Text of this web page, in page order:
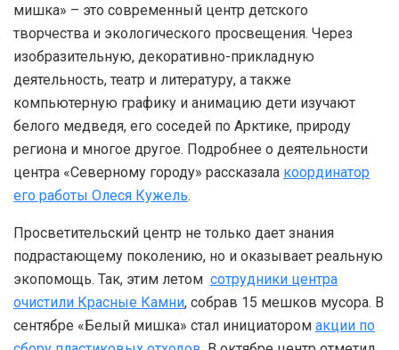
мишка» – это современный центр детского
творчества и экологического просвещения. Через
изобразительную, декоративно-прикладную
деятельность, театр и литературу, а также
компьютерную графику и анимацию дети изучают
белого медведя, его соседей по Арктике, природу
региона и многое другое. Подробнее о деятельности
центра «Северному городу» рассказала координатор
его работы Олеся Кужель.
Просветительский центр не только дает знания
подрастающему поколению, но и оказывает реальную
экопомощь. Так, этим летом сотрудники центра
очистили Красные Камни, собрав 15 мешков мусора. В
сентябре «Белый мишка» стал инициатором акции по